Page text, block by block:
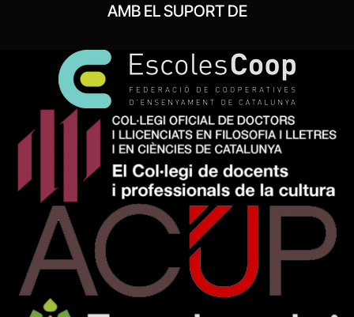
AMB EL SUPORT DE